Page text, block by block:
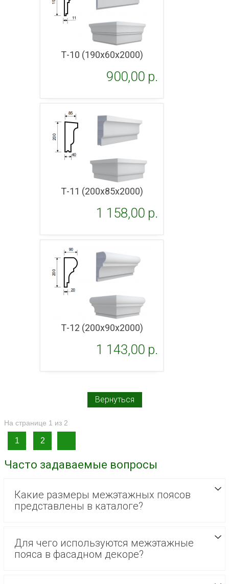
Подробнее
Т-10 (190х60х2000)
900,00 p.
Подробнее
Т-11 (200х85х2000)
1 158,00 p.
Т-12 (200х90х2000)
1 143,00 p.
Вернуться
На странице 1 из 2
1 2
Часто задаваемые вопросы
Какие размеры межэтажных поясов
представлены в каталоге?
Для чего используются межэтажные
пояса в фасадном декоре?